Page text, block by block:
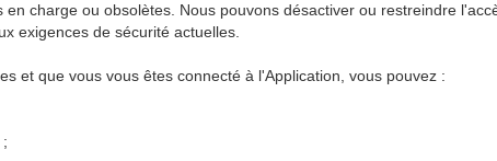
charge ou obsolètes. Nous pouvons désactiver ou restreindre
exigences de sécurité actuelles.
et que vous vous êtes connecté à l'Application, vous pouvez :